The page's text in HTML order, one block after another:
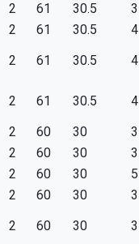
2 61 30.5
3
2 61 30.5
4
2 61 30.5 4
2 61 30.5
4
2 60 30
3
2 60 30
3
2 60 30
5
2 60 30
3
2 60 30 3